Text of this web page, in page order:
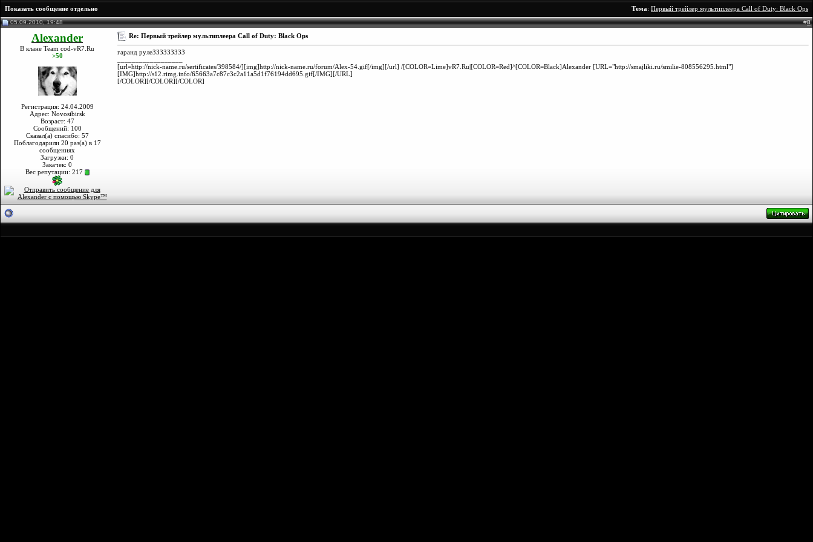
Тема: Первый трейлер мультиплеера Call of Duty: Black Ops
Показать сообщение отдельно
05.09.2010, 19:48 #8
Alexander
В клане Team cod-vR7.Ru
>50
Регистрация: 24.04.2009
Адрес: Novosibirsk
Возраст: 47
Сообщений: 100
Сказал(а) спасибо: 57
Поблагодарили 20 раз(а) в 17
сообщениях
Загрузки: 0
Закачек: 0
Вес репутации: 217
Re: Первый трейлер мультиплеера Call of Duty: Black Ops
гаранд рулеЗЗЗЗЗЗЗЗЗ
[url=http://nick-name.ru/sertificates/398584/][img]http://nick-name.ru/forum/Alex-54.gif[/img][/url] /[COLOR=Lime]vR7.Ru|[COLOR=Red]^[COLOR=Black]Alexander [URL="http://smajliki.ru/smilie-808556295.html"]
[IMG]http://s12.rimg.info/65663a7c87c3c2a11a5d1f76194dd695.gif[/IMG][/URL]
[/COLOR][/COLOR][/COLOR]